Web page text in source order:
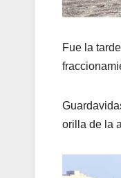
Fue la
orilla de la